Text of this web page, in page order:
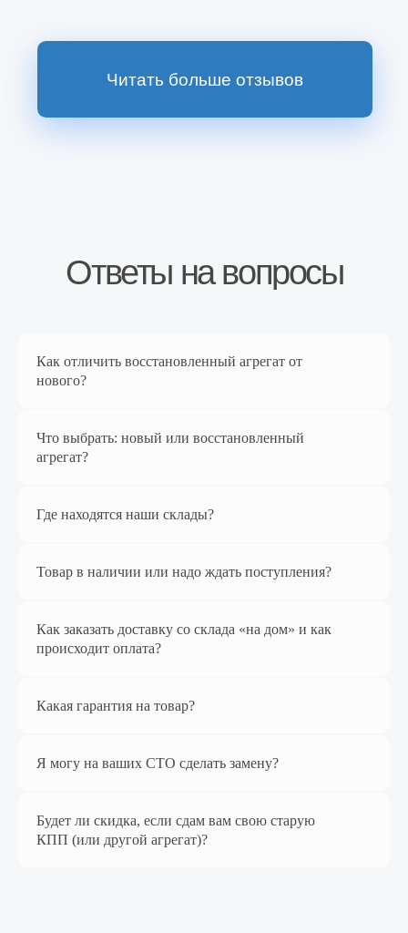
Как отличить восстановленный агрегат от
нового?
Что выбрать: новый или восстановленный
агрегат?
Где находятся наши склады?
Товар в наличии или надо ждать поступления?
Как заказать доставку со склада «на дом» и как
происходит оплата?
Какая гарантия на товар?
Я могу на ваших СТО сделать замену?
Будет ли скидка, если сдам вам свою старую
КПП (или другой агрегат)?
Наш магазин
Ozon